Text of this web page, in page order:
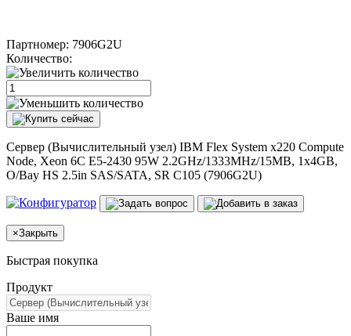
Партномер: 7906G2U
Количество:
Сервер (Вычислительный узел) IBM Flex System x220 Compute
Node, Xeon 6C E5-2430 95W 2.2GHz/1333MHz/15MB, 1x4GB,
O/Bay HS 2.5in SAS/SATA, SR C105 (7906G2U)
×Закрыть
Быстрая покупка
Продукт
Ваше имя